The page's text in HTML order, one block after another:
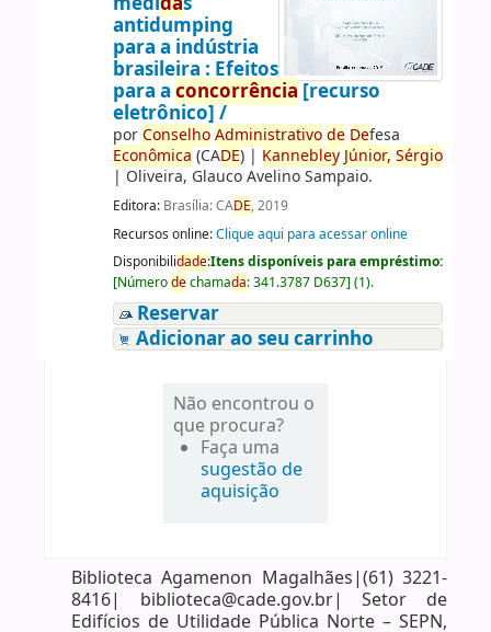
antidumping
para a indústria
brasileira : Efeitos
para a concorrência [recurso
eletrônico] /
porConselho Administrativo de Defesa
Econômica (CADE)| Kannebley Júnior, Sérgio
| Oliveira, Glauco Avelino Sampaio.
Editora: Brasília: CADE, 2019
Recursos online:Clique aqui para acessar online
Disponibilidade:Itens disponíveis para empréstimo:
[Númerodechamada:341.3787 D637] (1).
Reservar
Adicionar ao seu carrinho
Não encontrou o
que procura?
Faça uma
sugestão de
aquisição
Biblioteca Agamenon Magalhães|(61) 3221-
8416| biblioteca@cade.gov.br| Setor de
Edifícios de Utilidade Pública Norte – SEPN,